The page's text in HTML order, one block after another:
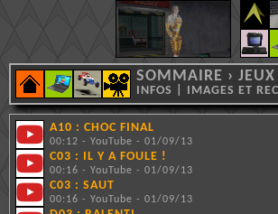
SOMMAIRE › JEUX
INFOS IMAGES ET
A10 : CHOC FINAL
00:12 - YouTube - 01/09/13
C03 : IL Y A FOULE !
00:16 - YouTube - 01/09/13
C03 : SAUT
00:16 - YouTube - 01/09/13